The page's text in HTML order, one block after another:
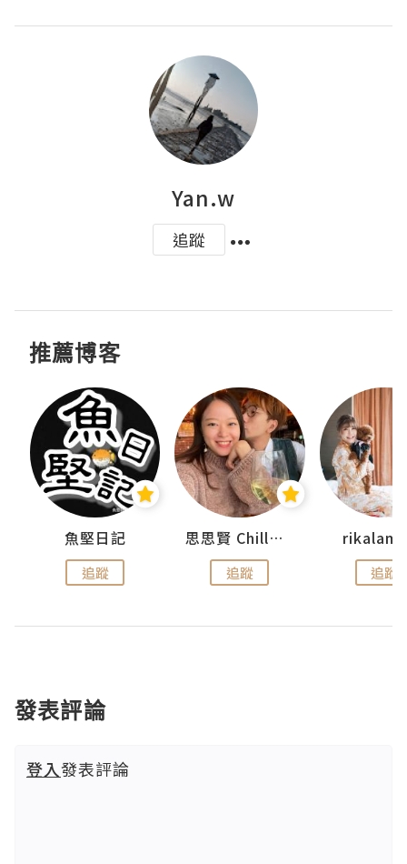
Yan.w
追蹤
推薦博客
魚堅日記
追蹤
思思賢 ChillMyBabe
追蹤 追蹤
發表評論
登入發表評論